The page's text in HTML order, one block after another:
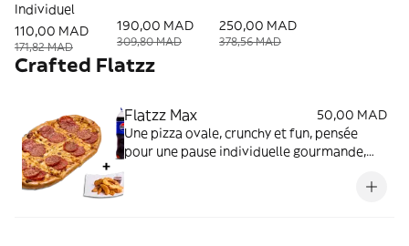
Individuel
110,00 MAD
171,82 MAD
190,00 MAD
309,80 MAD
250,00 MAD
378,56 MAD
Crafted Flatzz
Flatzz Max
50,00 MAD
Une pizza ovale, crunchy et fun, pensée
pour une pause individuelle gourmande,